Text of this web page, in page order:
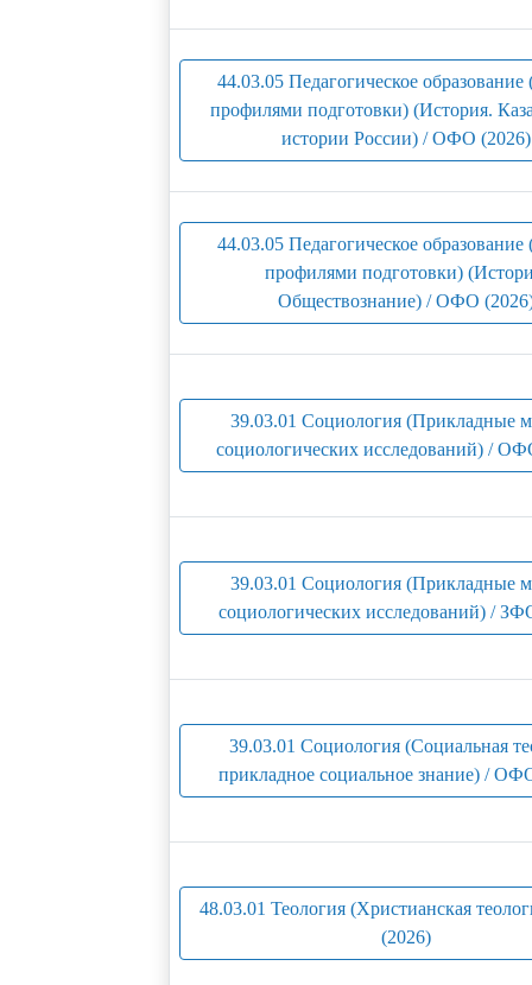
44.03.05 Педагогическое образование
профилями подготовки) (История.
истории России) / ОФО (2026)
44.03.05 Педагогическое образование
профилями подготовки)
Обществознание) / ОФО
39.03.01 Социология (Прикладные
социологических исследований) /
39.03.01 Социология (Прикладные
социологических исследований) /
39.03.01 Социология (Социальная
прикладное социальное знание) /
48.03.01 Теология (Христианская
(2026)